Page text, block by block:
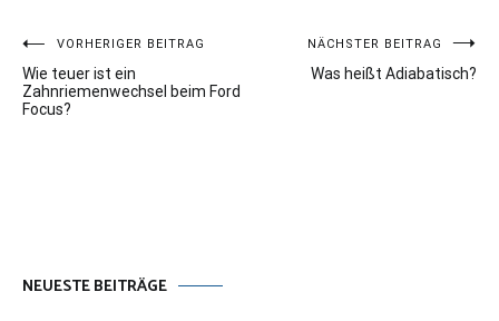
Beitragsnavigation
VORHERIGER BEITRAG
Wie teuer ist ein
Zahnriemenwechsel beim Ford
Focus?
NÄCHSTER BEITRAG
Was heißt Adiabatisch?
NEUESTE BEITRÄGE